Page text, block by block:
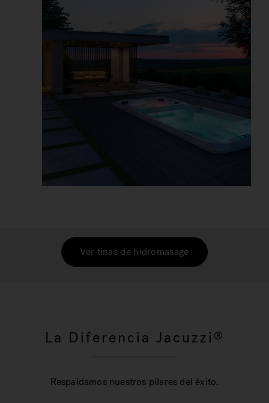
Ver tinas de hidromasage
La Diferencia Jacuzzi ®
Respaldamos nuestros pilares del éxito.